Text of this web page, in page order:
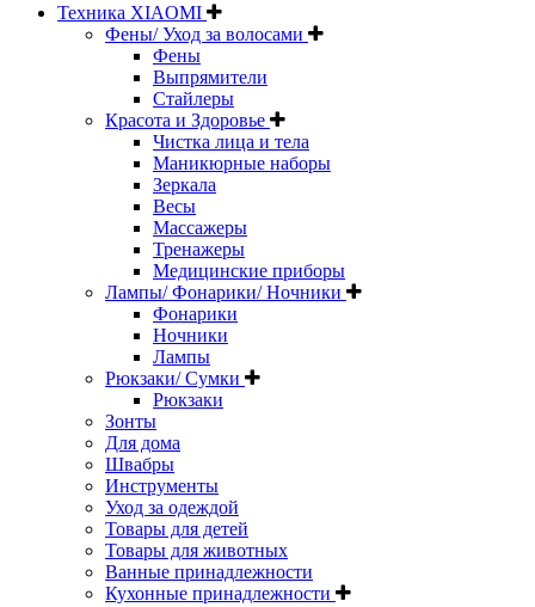
Техника XIAOMI
Фены/ Уход за волосами
Фены
Выпрямители
Стайлеры
Красота и Здоровье
Чистка лица и тела
Маникюрные наборы
Зеркала
Весы
Массажеры
Тренажеры
Медицинские приборы
Лампы/ Фонарики/ Ночники
Фонарики
Ночники
Лампы
Рюкзаки/ Сумки
Рюкзаки
Зонты
Для дома
Швабры
Инструменты
Уход за одеждой
Товары для детей
Товары для животных
Ванные принадлежности
Кухонные принадлежности